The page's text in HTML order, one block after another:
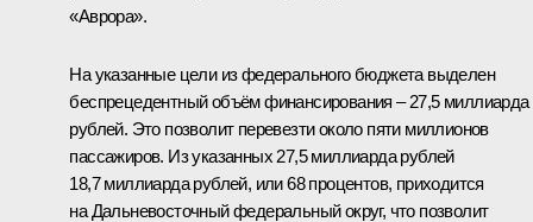
«Аврора».
На указанные цели из федерального бюджета выделен
беспрецедентный объём финансирования – 27,5 миллиарда
рублей. Это позволит перевезти около пяти миллионов
пассажиров. Из указанных 27,5 миллиарда рублей
18,7 миллиарда рублей, или 68 процентов, приходится
на Дальневосточный федеральный округ, что позволит